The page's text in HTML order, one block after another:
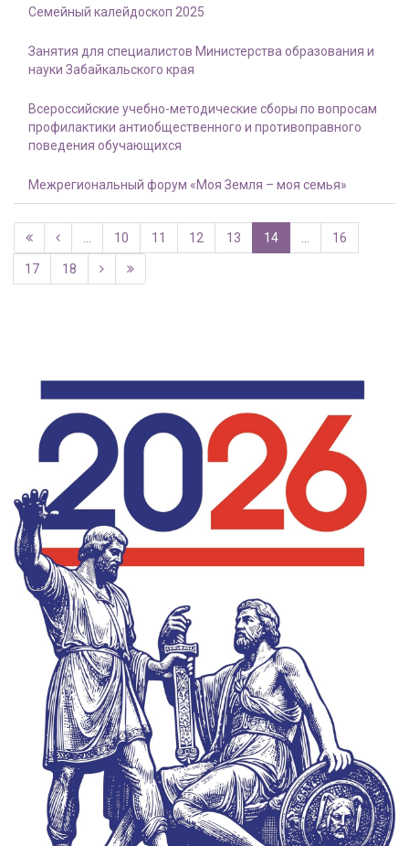
Семейный калейдоскоп 2025
Занятия для специалистов Министерства образования и
науки Забайкальского края
Всероссийские учебно-методические сборы по вопросам
профилактики антиобщественного и противоправного
поведения обучающихся
Межрегиональный форум «Моя Земля – моя семья»
10 11 12 13 14 16
17 18